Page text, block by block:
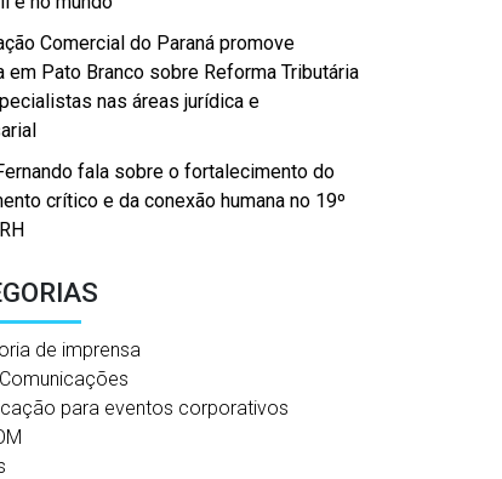
Comercial do Paraná promove
em Pato Branco sobre Reforma Tributária
nas áreas jurídica e
fala sobre o fortalecimento do
crítico e da conexão humana no 19º
de imprensa
para eventos corporativos